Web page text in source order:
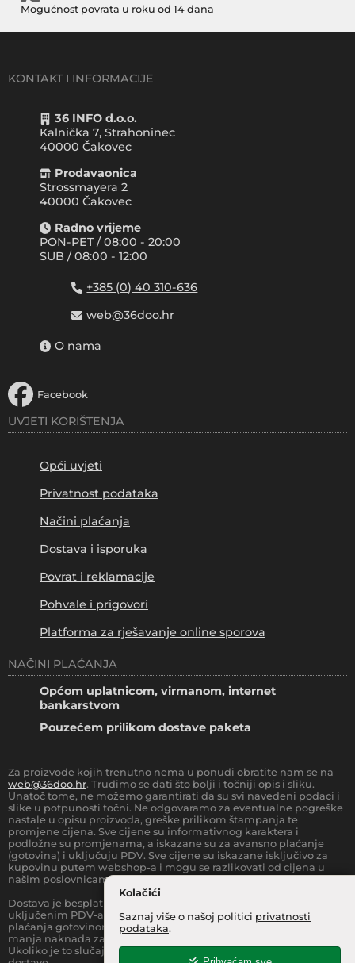
Kolačići
Saznaj više o našoj politici privatnosti
podataka.
Mogućnost povrata u roku od 14 dana
KONTAKT I INFORMACIJE
36 INFO d.o.o.
Kalnička 7, Strahoninec
40000 Čakovec
Prodavaonica
Strossmayera 2
40000 Čakovec
Radno vrijeme
PON-PET / 08:00 - 20:00
SUB / 08:00 - 12:00
+385 (0) 40 310-636
web@36doo.hr
O nama
Facebook
UVJETI KORIŠTENJA
Opći uvjeti
Privatnost podataka
Načini plaćanja
Dostava i isporuka
Povrat i reklamacije
Pohvale i prigovori
Platforma za rješavanje online sporova
NAČINI PLAĆANJA
Općom uplatnicom, virmanom, internet
bankarstvom
Pouzećem prilikom dostave paketa
Za proizvode kojih trenutno nema u ponudi obratite nam se na
web@36doo.hr. Trudimo se dati što bolji i točniji opis i sliku.
Unatoč tome, ne možemo garantirati da su svi navedeni podaci i
slike u potpunosti točni. Ne odgovaramo za eventualne pogreške
nastale u opisu proizvoda, greške prilikom štampanja te
promjene cijena. Sve cijene su informativnog karaktera i
podložne su promjenama, a iskazane su za avansno plaćanje
(gotovina) i uključuju PDV. Sve cijene su iskazane isključivo za
kupovinu putem webshop-a i mogu se razlikovati od cijena u
našim poslovnicama.
Dostava je besplatna za sve narudžbe iznad
uključenim PDV-a) za Zonu 1 (cijela RH, osim otoka).Prilikom
plaćanja gotovinom pri dostavi robe na kućnu adresu, moguća je
manja naknada za rad sa gotovinom na strani dostavne službe.
Ukoliko je to slučaj, to je jasno označeno pri samom iznosu